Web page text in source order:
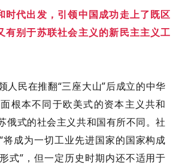
时代出发，引领中国成功走上了既区
有别于苏联社会主义的新民主主义工
人民在推翻“三座大山”后成立的中华
根本不同于欧美式的资本主义共和
俄式的社会主义共和国有所不同。社
成为一切工业先进国家的国家构成
式”，但一定历史时期内还不适用于